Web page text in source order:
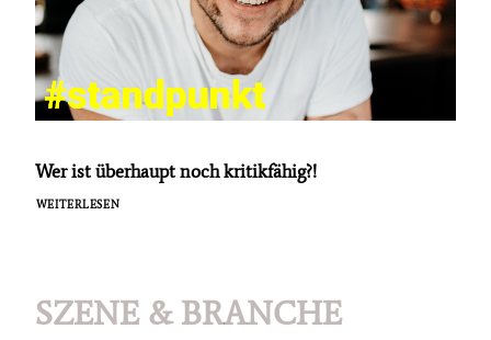
Wer ist überhaupt noch kritikfähig?!
WEITERLESEN
SZENE & BRANCHE